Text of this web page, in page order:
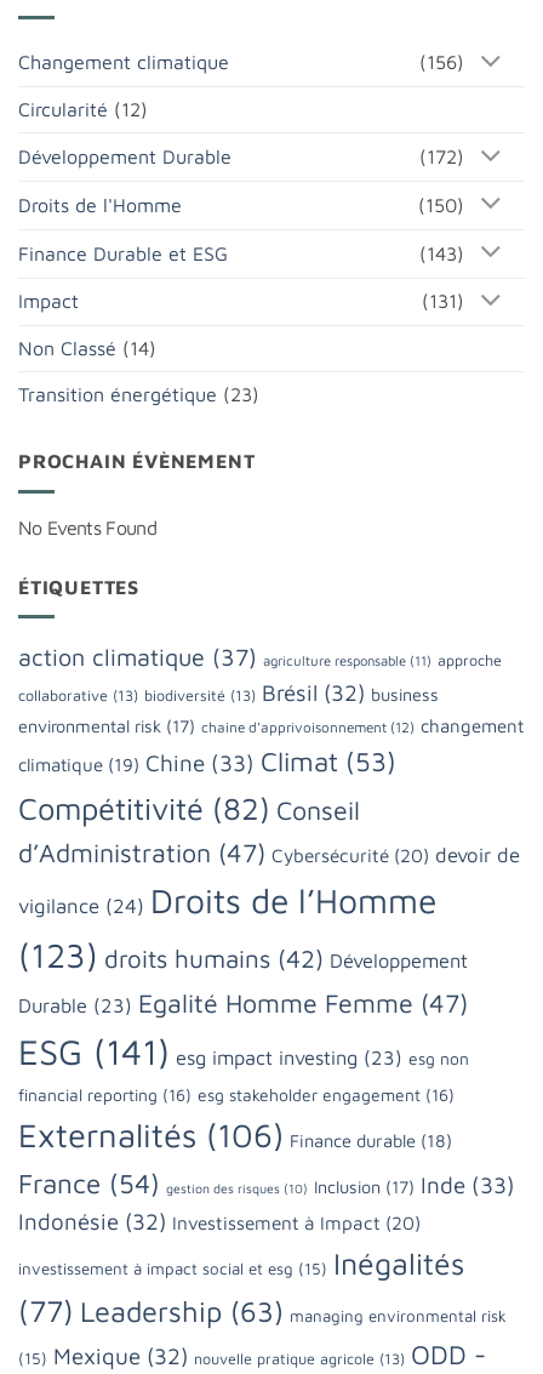
Changement climatique (156)
Circularité (12)
Développement Durable (172)
Droits de l'Homme (150)
Finance Durable et ESG (143)
Impact (131)
Non Classé (14)
Transition énergétique (23)
PROCHAIN ÉVÈNEMENT
No Events Found
ÉTIQUETTES
action climatique (37) agriculture responsable (11) approche
collaborative (13) biodiversité (13) Brésil (32) business
environmental risk (17) chaine d'apprivoisonnement (12) changement
climatique (19) Chine (33) Climat (53)
Compétitivité (82) Conseil
d’Administration (47) Cybersécurité (20) devoir de
vigilance (24) Droits de l’Homme
(123) droits humains (42) Développement
Durable (23) Egalité Homme Femme (47)
ESG (141) esg impact investing (23) esg non
financial reporting (16) esg stakeholder engagement (16)
Externalités (106) Finance durable (18)
France (54) gestion des risques (10) Inclusion (17) Inde (33)
Indonésie (32) Investissement à Impact (20)
investissement à impact social et esg (15) Inégalités
(77) Leadership (63) managing environmental risk
(15) Mexique (32) nouvelle pratique agricole (13) ODD -